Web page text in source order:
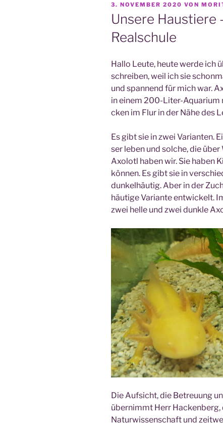
VERÖFFENTLICHT
AM
3. NOVEMBER 2020 VON
Unsere Haustiere
Realschule
Hal­lo Leu­te, heu­te wer­de ich
schrei­ben, weil ich sie
und span­nend für mich war.
in einem 200-Liter-
cken im Flur in der Nähe des
Es gibt sie in zwei Vari­an­ten.
ser leben und sol­che, die
Axolotl haben wir. Sie haben
kön­nen. Es gibt sie in
dun­kel­häu­tig. Aber in der
häu­ti­ge Vari­an­te ent­wi­ckelt.
zwei hel­le und zwei dunk­le
Die Auf­sicht, die Betreu­ung
über­nimmt Herr Hacken­berg,
Natur­wis­sen­schaft und